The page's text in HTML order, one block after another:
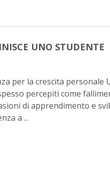
UNO STUDENTE
per la crescita personale
percepiti come
di apprendimento e
a ...